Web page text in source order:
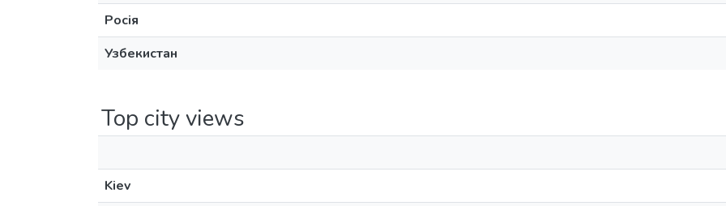
Росія
Узбекистан
Top city views
Kiev